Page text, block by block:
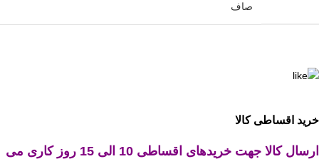
صاف
خرید اقساطی کالا
ارسال کالا جهت خریدهای اقساطی 10 الی 15 روز کاری می